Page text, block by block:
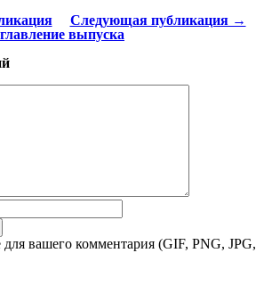
Следующая публикация →
выпуска
вашего комментария (GIF, PNG, JPG,